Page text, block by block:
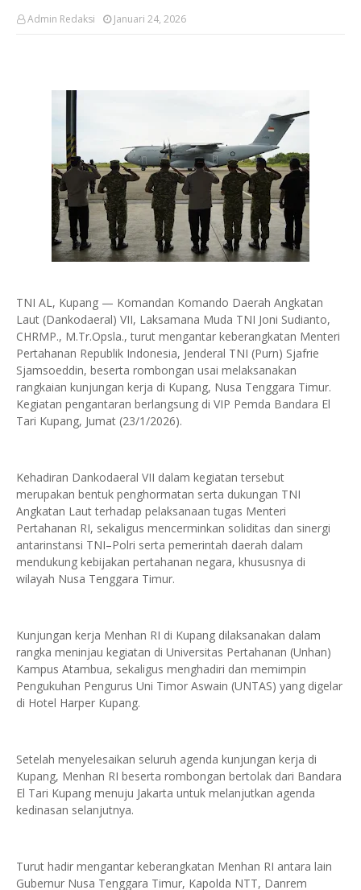
Admin Redaksi Januari 24, 2026
TNI AL, Kupang — Komandan Komando Daerah Angkatan
Laut (Dankodaeral) VII, Laksamana Muda TNI Joni Sudianto,
CHRMP., M.Tr.Opsla., turut mengantar keberangkatan Menteri
Pertahanan Republik Indonesia, Jenderal TNI (Purn) Sjafrie
Sjamsoeddin, beserta rombongan usai melaksanakan
rangkaian kunjungan kerja di Kupang, Nusa Tenggara Timur.
Kegiatan pengantaran berlangsung di VIP Pemda Bandara El
Tari Kupang, Jumat (23/1/2026).
Kehadiran Dankodaeral VII dalam kegiatan tersebut
merupakan bentuk penghormatan serta dukungan TNI
Angkatan Laut terhadap pelaksanaan tugas Menteri
Pertahanan RI, sekaligus mencerminkan soliditas dan sinergi
antarinstansi TNI–Polri serta pemerintah daerah dalam
mendukung kebijakan pertahanan negara, khususnya di
wilayah Nusa Tenggara Timur.
Kunjungan kerja Menhan RI di Kupang dilaksanakan dalam
rangka meninjau kegiatan di Universitas Pertahanan (Unhan)
Kampus Atambua, sekaligus menghadiri dan memimpin
Pengukuhan Pengurus Uni Timor Aswain (UNTAS) yang digelar
di Hotel Harper Kupang.
Setelah menyelesaikan seluruh agenda kunjungan kerja di
Kupang, Menhan RI beserta rombongan bertolak dari Bandara
El Tari Kupang menuju Jakarta untuk melanjutkan agenda
kedinasan selanjutnya.
Turut hadir mengantar keberangkatan Menhan RI antara lain
Gubernur Nusa Tenggara Timur, Kapolda NTT, Danrem